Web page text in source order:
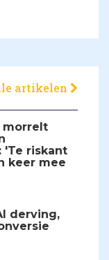
artikelen
morrelt
'Te riskant
keer mee
derving,